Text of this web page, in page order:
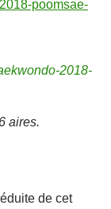
aires.
de cet